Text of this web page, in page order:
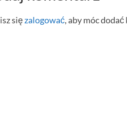
sięzalogować, aby móc